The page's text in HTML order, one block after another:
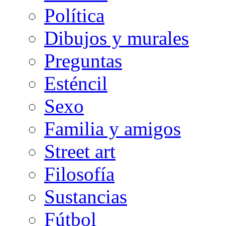
Política
Dibujos y murales
Preguntas
Esténcil
Sexo
Familia y amigos
Street art
Filosofía
Sustancias
Fútbol